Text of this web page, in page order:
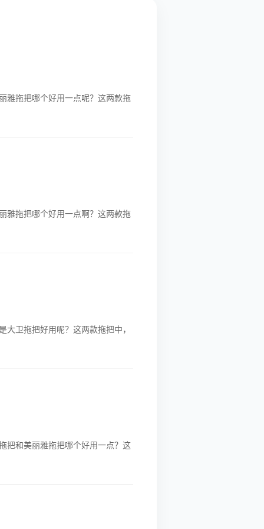
雅拖把哪个好用一点呢？这两款拖
雅拖把哪个好用一点啊？这两款拖
卫拖把好用呢？这两款拖把中，
把和美丽雅拖把哪个好用一点？这